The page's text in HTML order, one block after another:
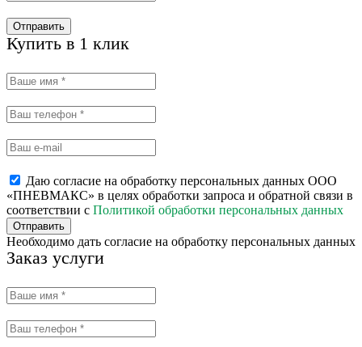
Отправить
Купить в 1 клик
Даю согласие на обработку персональных данных ООО
«ПНЕВМАКС» в целях обработки запроса и обратной связи в
соответствии с Политикой обработки персональных данных
Отправить
Необходимо дать согласие на обработку персональных данных
Заказ услуги